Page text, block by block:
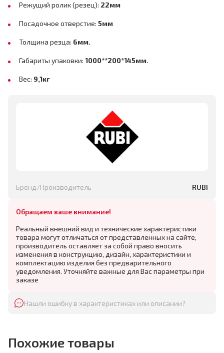
Режущий ролик (резец): 22мм
Посадочное отверстие: 5мм
Толщина резца: 6мм.
Габариты упаковки: 1000**200*145мм.
Вес: 9,1кг
Бренд/Производитель RUBI
Обращаем ваше внимание!
Реальный внешний вид и технические характеристики
товара могут отличаться от представленных на сайте,
производитель оставляет за собой право вносить
изменения в конструкцию, дизайн, характеристики и
комплектацию изделия без предварительного
уведомления. Уточняйте важные для Вас параметры при
заказе
Нашли ошибку в характеристиках или описании?
Похожие товары